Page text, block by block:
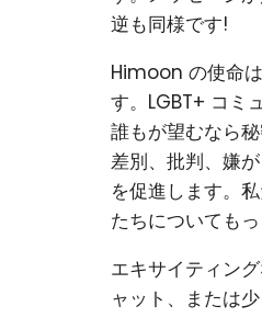
逆も同様です!
Himoon の使命
す。LGBT+ コミ
誰もが望むなら
差別、批判、嫌
を促進します。
たちについても
エキサイティン
ャット、または